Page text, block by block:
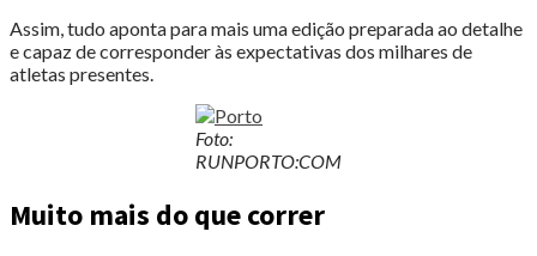
Assim, tudo aponta para mais uma edição preparada ao detalhe
e capaz de corresponder às expectativas dos milhares de
atletas presentes.
Foto:
RUNPORTO:COM
Muito mais do que correr